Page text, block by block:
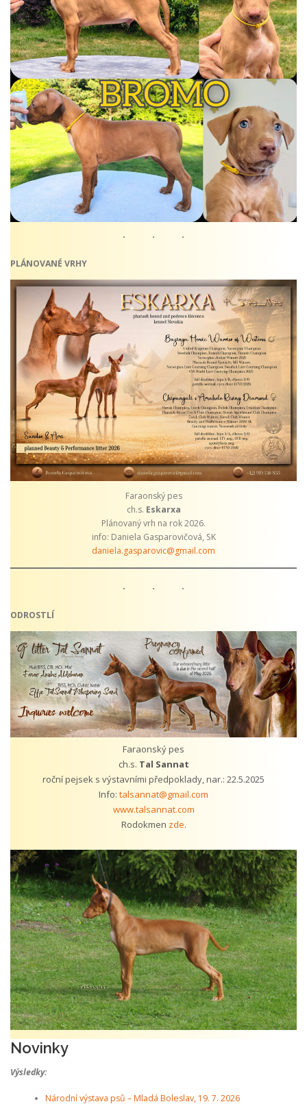
PLÁNOVANÉ VRHY
Faraonský pes
ch.s. Eskarxa
Plánovaný vrh na rok 2026.
info: Daniela Gasparovičová, SK
daniela.gasparovic@gmail.com
ODROSTLÍ
Faraonský pes
ch.s. Tal Sannat
roční pejsek s výstavními předpoklady, nar.: 22.5.2025
Info: talsannat@gmail.com
www.talsannat.com
Rodokmen zde.
Novinky
Výsledky:
Národní výstava psů – Mladá Boleslav, 19. 7. 2026